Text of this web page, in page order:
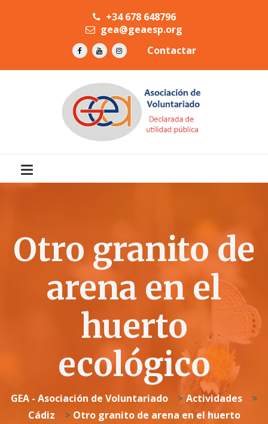
+34 678 648796
gea@geaesp.org
Contactar
Otro granito de
arena en el
huerto
ecológico
GEA - Asociación de Voluntariado > Actividades
>
Cádiz
> Otro granito de arena en el huerto